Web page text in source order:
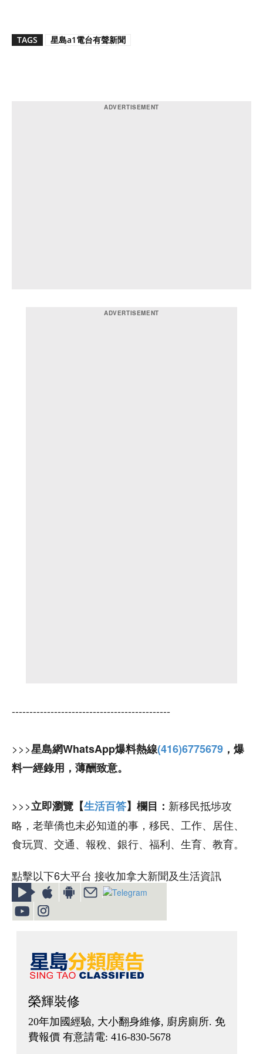
TAGS 星島a1電台有聲新聞
---------------------------------------------
>>>星島網WhatsApp爆料熱線(416)6775679 ，爆
料一經錄用，薄酬致意。
>>>立即瀏覽【生活百答】欄目： 新移民抵埗攻
略，老華僑也未必知道的事，移民、工作、居住、
食玩買、交通、報稅、銀行、福利、生育、教育。
點擊以下6大平台 接收加拿大新聞及生活資訊